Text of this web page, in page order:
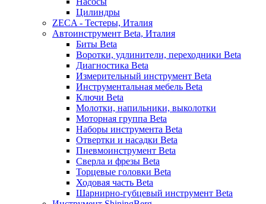
Цилиндры
ZECA - Тестеры, Италия
Автоинструмент Beta, Италия
Биты Beta
Воротки, удлинители, переходники Beta
Диагностика Beta
Измерительный инструмент Beta
Инструментальная мебель Beta
Ключи Beta
Молотки, напильники, выколотки
Моторная группа Beta
Наборы инструмента Beta
Отвертки и насадки Beta
Пневмоинструмент Beta
Сверла и фрезы Beta
Торцевые головки Beta
Ходовая часть Beta
Шарнирно-губцевый инструмент Beta